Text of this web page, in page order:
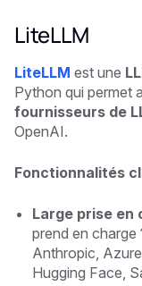
LiteLLM
LiteLLM est une
Python qui permet
fournisseurs de
OpenAI.
Fonctionnalités
Large prise en
prend en charge
Anthropic,
Hugging Face,